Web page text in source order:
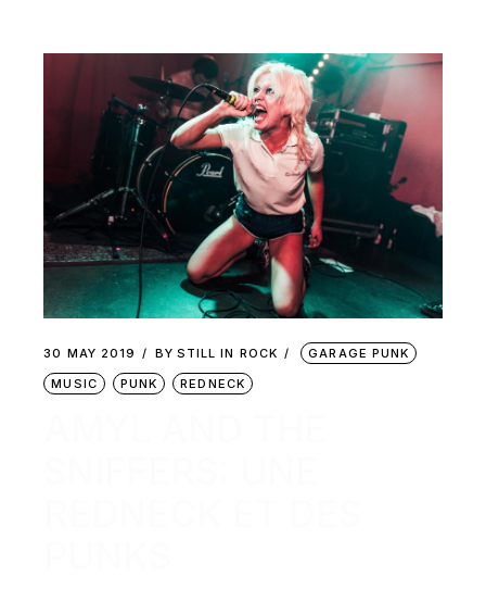
30 MAY 2019 BY STILL IN ROCK
GARAGE PUNK
MUSIC
PUNK REDNECK